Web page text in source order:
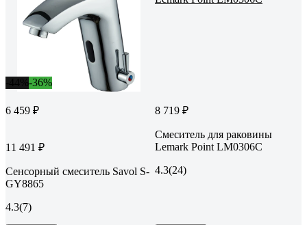
-36%
6 459 ₽
11 491 ₽
Сенсорный смеситель Savol S-
GY8865
4.3(7)
8 719 ₽
Смеситель для раковины
Lemark Point LM0306C
4.3(24)